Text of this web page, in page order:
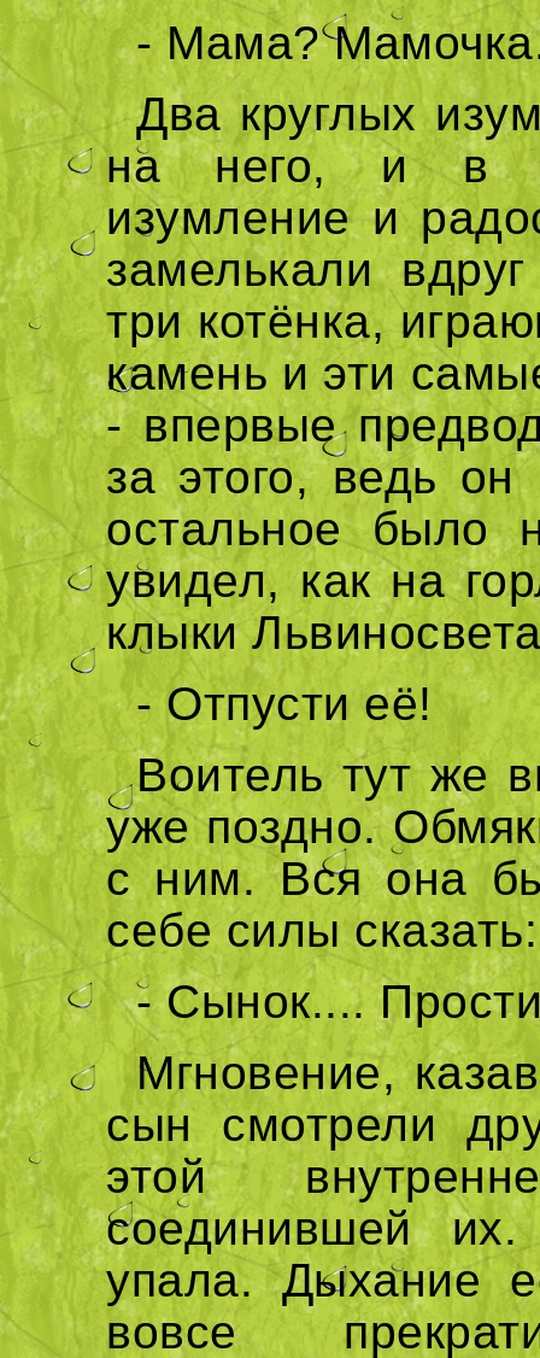
- Мама?
Два круглых
на него, и в
изумление и
замелькали
три котёнка,
камень и эти
- впервые
за этого, ведь
остальное было
увидел, как на
клыки
- Отпусти её!
Воитель тут же
уже поздно.
с ним. Вся она
себе силы сказать:
- Сынок....
Мгновение,
сын смотрели
этой
соединившей
упала. Дыхание
вовсе